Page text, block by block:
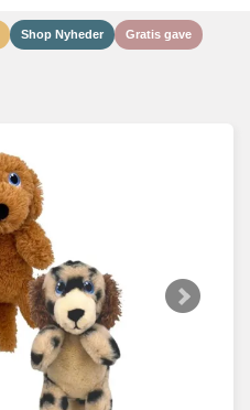
Shop Nyheder Gratis gave